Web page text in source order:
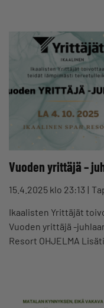
Vuoden yrittäjä –
15.4.2025 klo 23:13
Ikaalisten Yrittäjät
Vuoden yrittäjä -
Resort OHJELMA